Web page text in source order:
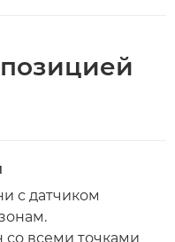
с датчиком
со всеми точками